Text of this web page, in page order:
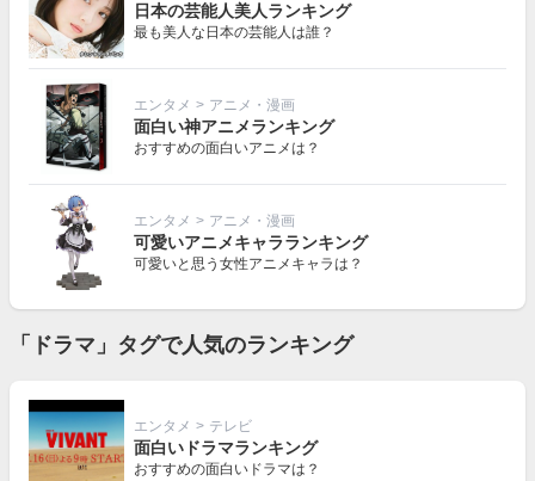
日本の芸能人美人ランキング
最も美人な日本の芸能人は誰？
エンタメ > アニメ・漫画
面白い神アニメランキング
おすすめの面白いアニメは？
エンタメ > アニメ・漫画
可愛いアニメキャラランキング
可愛いと思う女性アニメキャラは？
「ドラマ」タグで人気のランキング
エンタメ > テレビ
面白いドラマランキング
おすすめの面白いドラマは？